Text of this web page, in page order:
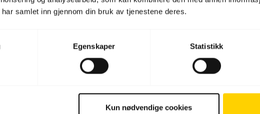
samlet inn gjennom din bruk av tjenestene deres.
Egenskaper Statistikk
Kun nødvendige cookies